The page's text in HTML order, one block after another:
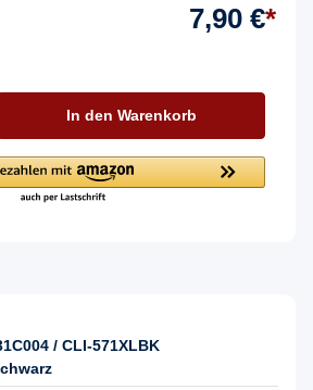
7,90 €*
In den Warenkorb
/ CLI-571XLBK